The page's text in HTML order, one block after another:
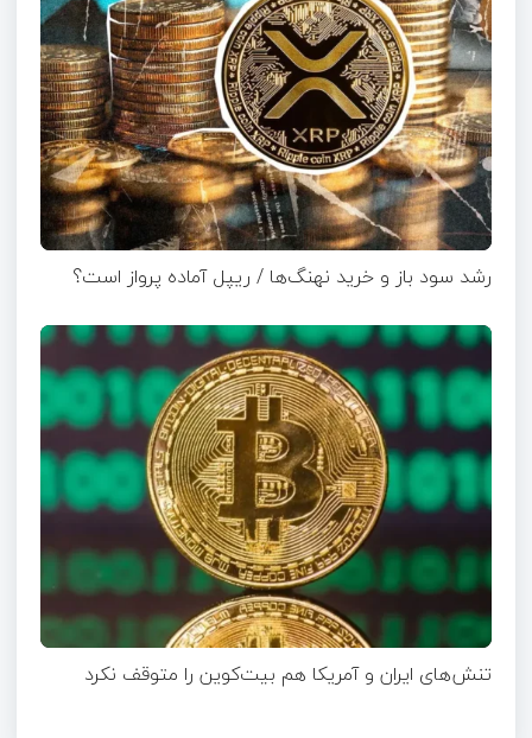
رشد سود باز و خرید نهنگ‌ها / ریپل آماده پرواز است؟
تنش‌های ایران و آمریکا هم بیت‌کوین را متوقف نکرد